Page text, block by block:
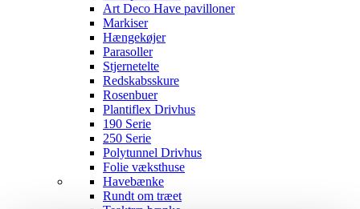
Art Deco Have pavilloner
Markiser
Hængekøjer
Parasoller
Stjernetelte
Redskabsskure
Rosenbuer
Plantiflex Drivhus
190 Serie
250 Serie
Polytunnel Drivhus
Folie væksthuse
Havebænke
Rundt om træet